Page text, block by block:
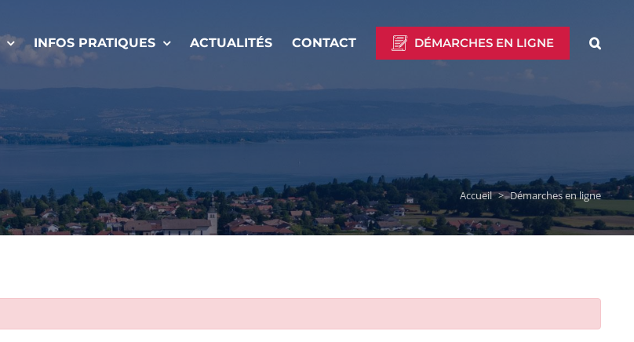
INFOS PRATIQUES ACTUALITÉS CONTACT DÉMARCHES EN LIGNE
Accueil > Démarches en ligne